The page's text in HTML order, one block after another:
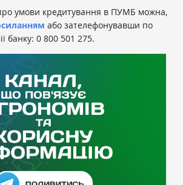
умови кредитування в ПУМБ можна,
або зателефонувавши по
банку: 0 800 501 275.